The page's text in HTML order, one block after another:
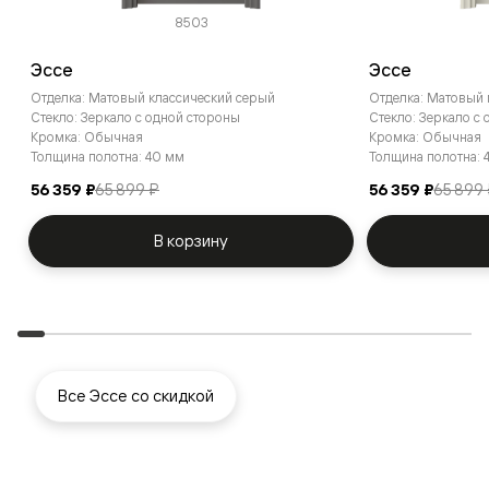
8503
Эссе
Отделка: Матовый классический серый
Стекло: Зеркало с одной стороны
Кромка: Обычная
Толщина полотна: 40 мм
56 359 ₽65 899 ₽
В корзину
Эссе
Отделка:
Стекло: Зеркало с
Кромка: Обычная
Толщина полотна:
56 359 ₽65 899
Все Эссе со скидкой